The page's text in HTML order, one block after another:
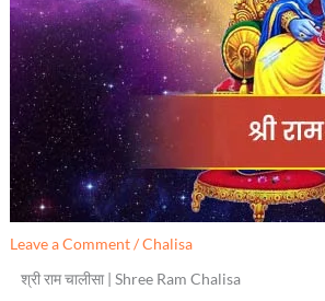
Leave a Comment/Chalisa
श्री राम चालीसा | Shree Ram Chalisa